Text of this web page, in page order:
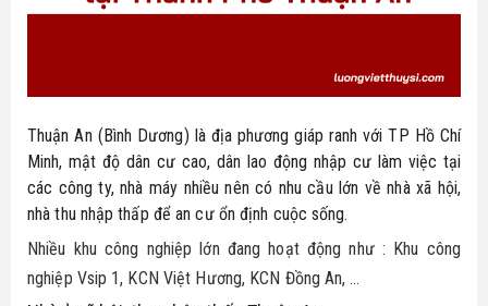
Tổng hợp dự án
Bike
Biểu mẫu luật
Tin tức nhà đất
Thủ thuật
Ủng hộ
Thuận An (Bình Dương) là địa phương giáp ranh với TP Hồ Chí
Minh, mật độ dân cư cao, dân lao động nhập cư làm việc tại
các công ty, nhà máy nhiều nên có nhu cầu lớn về nhà xã hội,
nhà thu nhập thấp để an cư ổn định cuộc sống.
Nhiều khu công nghiệp lớn đang hoạt động như : Khu công
nghiệp Vsip 1, KCN Việt Hương, KCN Đồng An, …